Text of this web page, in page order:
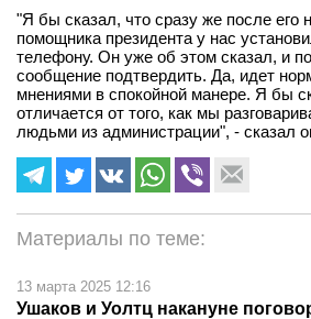
"Я бы сказал, что сразу же после его
помощника президента у нас
телефону. Он уже об этом сказал, и
сообщение подтвердить. Да, идет
мнениями в спокойной манере. Я бы
отличается от того, как мы
людьми из администрации", - сказал
Материалы по теме:
13 марта 2025 12:16
Ушаков и Уолтц накануне